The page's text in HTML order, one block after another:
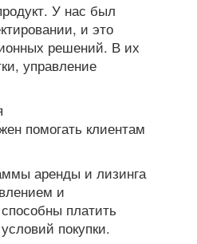
У нас был
и это
решений. В их
управление
помогать клиентам
аренды и лизинга
и
платить
покупки.